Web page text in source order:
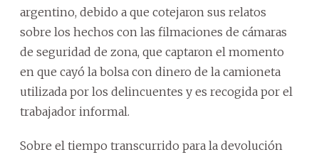
argentino, debido a que cotejaron sus relatos
sobre los hechos con las filmaciones de cámaras
de seguridad de zona, que captaron el momento
en que cayó la bolsa con dinero de la camioneta
utilizada por los delincuentes y es recogida por el
trabajador informal.
Sobre el tiempo transcurrido para la devolución